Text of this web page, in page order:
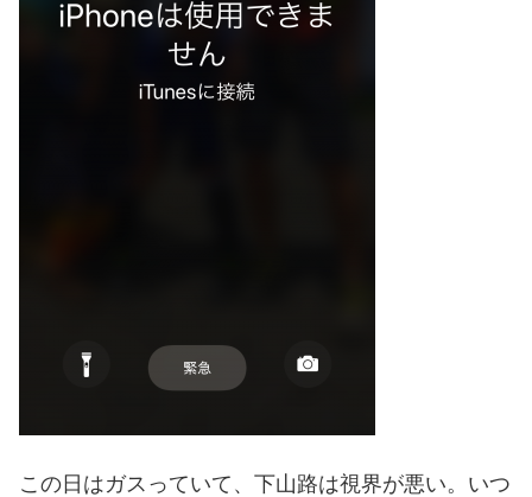
この日はガスっていて、下山路は視界が悪い。いつ